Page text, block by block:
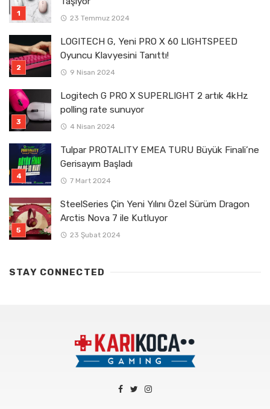
23 Temmuz 2024
LOGITECH G, Yeni PRO X 60 LIGHTSPEED
Oyuncu Klavyesini Tanıttı!
9 Nisan 2024
Logitech G PRO X SUPERLIGHT 2 artık 4kHz
polling rate sunuyor
4 Nisan 2024
Tulpar PROTALITY EMEA TURU Büyük Finali’ne
Gerisayım Başladı
7 Mart 2024
SteelSeries Çin Yeni Yılını Özel Sürüm Dragon
Arctis Nova 7 ile Kutluyor
23 Şubat 2024
STAY CONNECTED